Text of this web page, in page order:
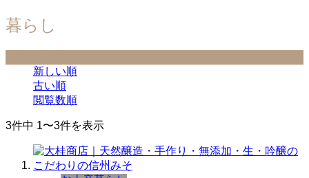
暮らし
新しい順
古い順
閲覧数順
3件中 1〜3件を表示